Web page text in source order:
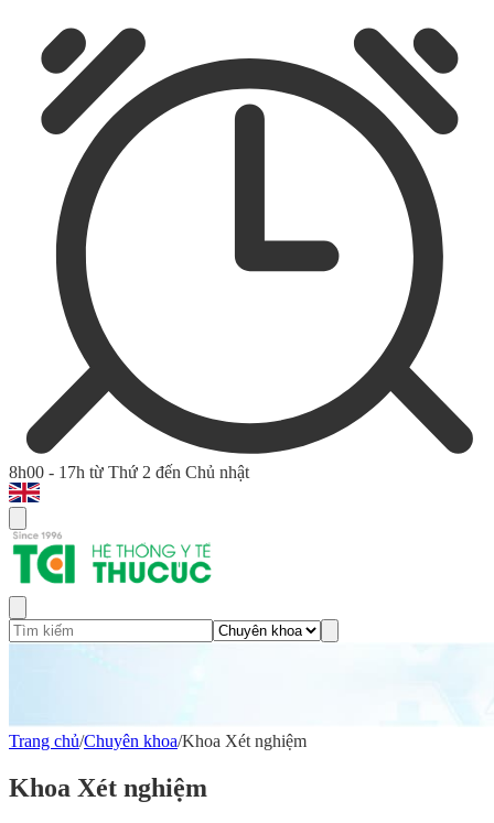
8h00 - 17h từ Thứ 2 đến Chủ nhật
Trang chủ/Chuyên khoa/Khoa Xét nghiệm
Khoa Xét nghiệm